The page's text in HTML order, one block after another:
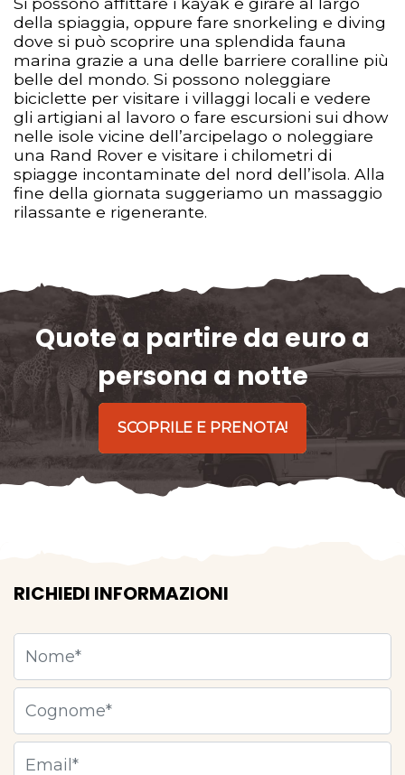
della spiaggia, oppure fare snorkeling e diving
dove si può scoprire una splendida fauna
marina grazie a una delle barriere coralline più
belle del mondo. Si possono noleggiare
biciclette per visitare i villaggi locali e vedere
gli artigiani al lavoro o fare escursioni sui dhow
nelle isole vicine dell’arcipelago o noleggiare
una Rand Rover e visitare i chilometri di
spiagge incontaminate del nord dell’isola. Alla
fine della giornata suggeriamo un massaggio
rilassante e rigenerante.
Quote a partire da euro a
persona a notte
SCOPRILE E PRENOTA!
RICHIEDI INFORMAZIONI